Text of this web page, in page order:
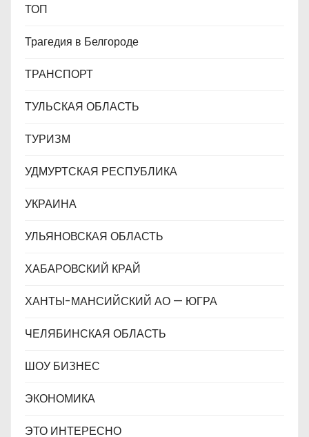
ТОП
Трагедия в Белгороде
ТРАНСПОРТ
ТУЛЬСКАЯ ОБЛАСТЬ
ТУРИЗМ
УДМУРТСКАЯ РЕСПУБЛИКА
УКРАИНА
УЛЬЯНОВСКАЯ ОБЛАСТЬ
ХАБАРОВСКИЙ КРАЙ
ХАНТЫ-МАНСИЙСКИЙ АО — ЮГРА
ЧЕЛЯБИНСКАЯ ОБЛАСТЬ
ШОУ БИЗНЕС
ЭКОНОМИКА
ЭТО ИНТЕРЕСНО